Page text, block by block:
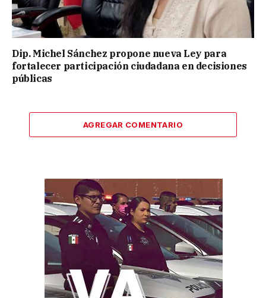
Dip. Michel Sánchez propone nueva Ley para
fortalecer participación ciudadana en decisiones
públicas
AGREGAR COMENTARIO